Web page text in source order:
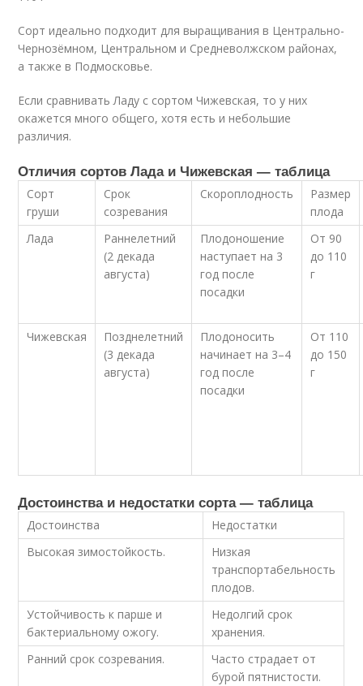
Сорт идеально подходит для выращивания в Центрально-
Чернозёмном, Центральном и Средневолжском районах,
а также в Подмосковье.
Если сравнивать Ладу с сортом Чижевская, то у них
окажется много общего, хотя есть и небольшие
различия.
Отличия сортов Лада и Чижевская — таблица
Сорт
груши
Срок
созревания
Скороплодность
Размер
плода
Лада
Раннелетний
(2 декада
августа)
Плодоношение
наступает на 3
год после
посадки
От 90
до 110
г
Чижевская
Позднелетний
(3 декада
августа)
Плодоносить
начинает на 3–4
год после
посадки
От 110
до 150
г
Достоинства и недостатки сорта — таблица
Достоинства
Недостатки
Высокая зимостойкость.
Низкая
транспортабельность
плодов.
Устойчивость к парше и
бактериальному ожогу.
Недолгий срок
хранения.
Ранний срок созревания.
Часто страдает от
бурой пятнистости.